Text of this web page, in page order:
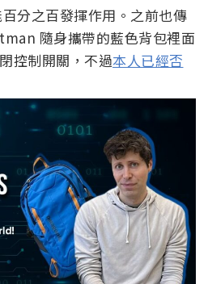
分之百發揮作用。之前也傳
隨身攜帶的藍色背包裡面
控制開關，不過本人已經否